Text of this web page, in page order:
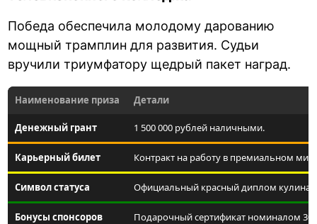
Победа обеспечила молодому дарованию
мощный трамплин для развития. Судьи
вручили триумфатору щедрый пакет наград.
Наименование приза Детали
Денежный грант 1 500 000 рублей наличными.
Карьерный билет Контракт на работу в премиальном
Символ статуса Официальный красный диплом
Бонусы спонсоров Подарочный сертификат номиналом